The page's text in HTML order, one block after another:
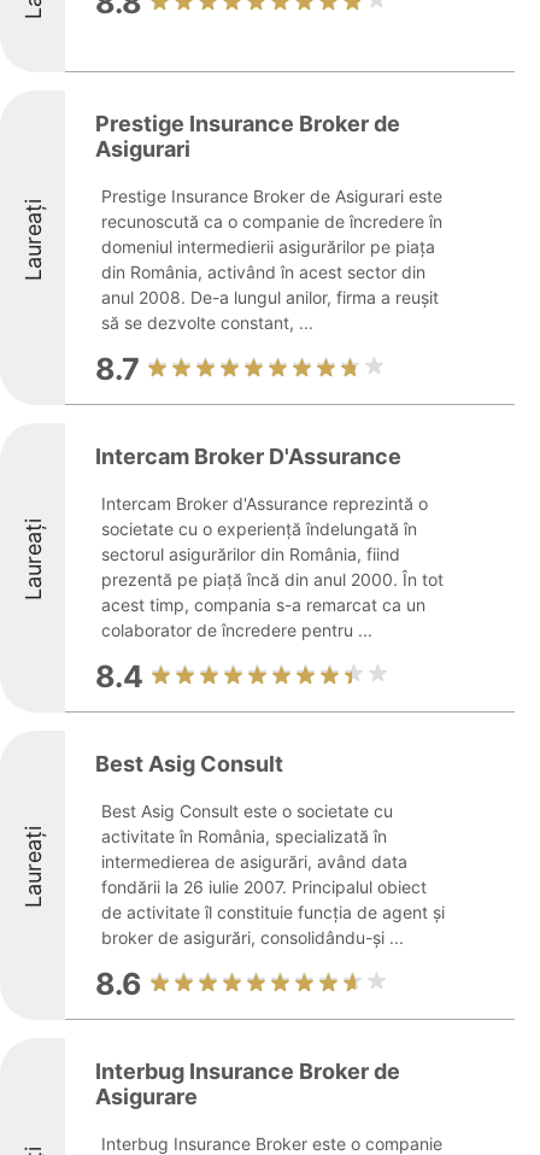
Laureați
Prestige Insurance Broker de
Asigurari
Prestige Insurance Broker de Asigurari este
recunoscută ca o companie de încredere în
domeniul intermedierii asigurărilor pe piața
din România, activând în acest sector din
anul 2008. De-a lungul anilor, firma a reușit
să se dezvolte constant, ...
8.7
Laureați
Intercam Broker D'Assurance
Intercam Broker d'Assurance reprezintă o
societate cu o experiență îndelungată în
sectorul asigurărilor din România, fiind
prezentă pe piață încă din anul 2000. În tot
acest timp, compania s-a remarcat ca un
colaborator de încredere pentru ...
8.4
Laureați
Best Asig Consult
Best Asig Consult este o societate cu
activitate în România, specializată în
intermedierea de asigurări, având data
fondării la 26 iulie 2007. Principalul obiect
de activitate îl constituie funcția de agent și
broker de asigurări, consolidându-și ...
8.6
Interbug Insurance Broker de
Asigurare
Interbug Insurance Broker este o companie